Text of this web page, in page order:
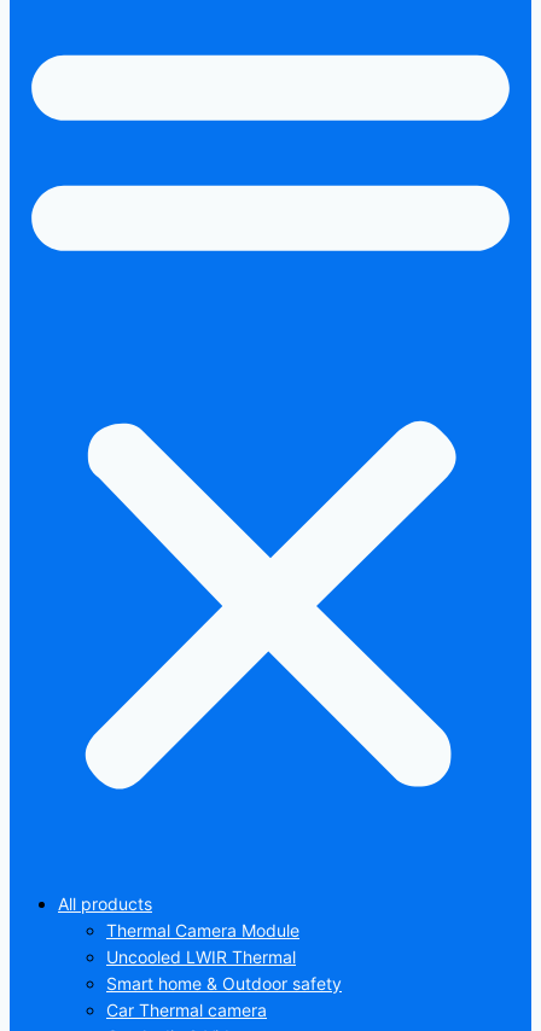
All products
Thermal Camera Module
Uncooled LWIR Thermal
Smart home & Outdoor safety
Car Thermal camera